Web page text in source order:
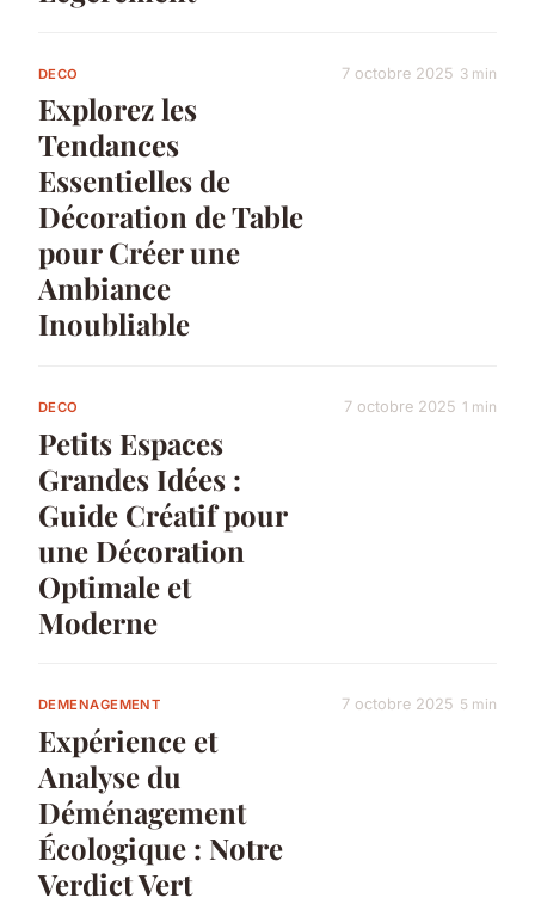
DECO
Explorez les
Tendances
Essentielles de
Décoration de Table
pour Créer une
Ambiance
Inoubliable
7 octobre 2025 3 min
DECO
Petits Espaces
Grandes Idées :
Guide Créatif pour
une Décoration
Optimale et
Moderne
7 octobre 2025 1 min
DEMENAGEMENT
Expérience et
Analyse du
Déménagement
Écologique : Notre
Verdict Vert
7 octobre 2025 5 min